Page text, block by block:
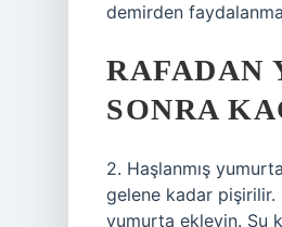
demirden
RAFADAN
SONRA
2. Haşlanmış
gelene kadar
yumurta ekleyin. Su